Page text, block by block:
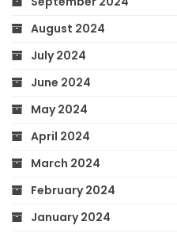
August 2024
July 2024
June 2024
May 2024
April 2024
March 2024
February 2024
January 2024